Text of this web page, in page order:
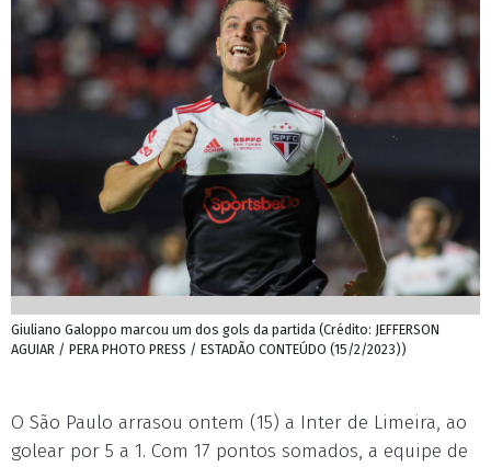
Giuliano Galoppo marcou um dos gols da partida (Crédito: JEFFERSON
AGUIAR / PERA PHOTO PRESS / ESTADÃO CONTEÚDO (15/2/2023))
O São Paulo arrasou ontem (15) a Inter de Limeira, ao
golear por 5 a 1. Com 17 pontos somados, a equipe de